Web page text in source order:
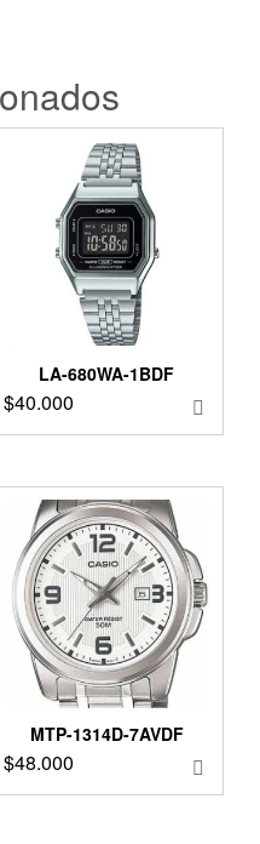
LA-680WA-1BDF
$40.000
MTP-1314D-7AVDF
$48.000